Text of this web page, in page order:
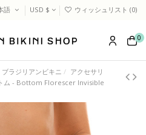
語 USD $ ウィッシュリスト (0)
0
ブラジリアンビキニ
アクセサリ
ム - Bottom Florescer Invisible